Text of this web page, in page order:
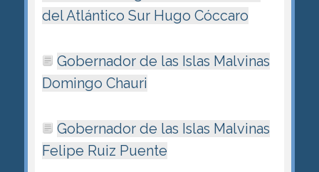
del Atlántico Sur Hugo Cóccaro
Gobernador de las Islas Malvinas
Domingo Chauri
Gobernador de las Islas Malvinas
Felipe Ruiz Puente